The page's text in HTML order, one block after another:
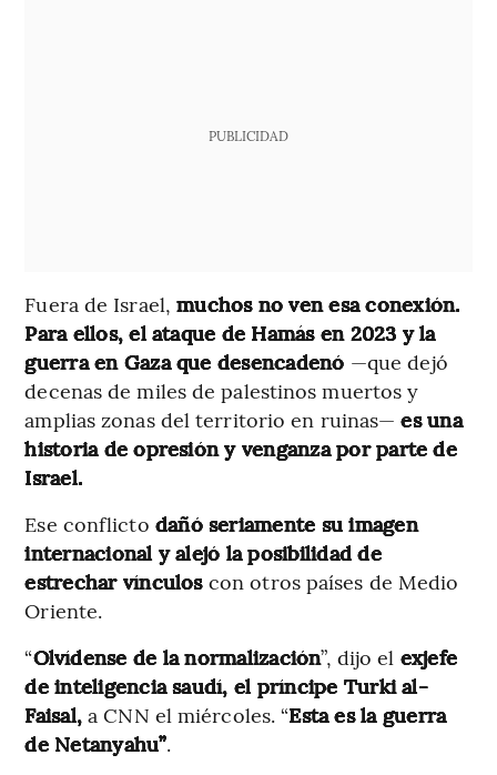
PUBLICIDAD
Fuera de Israel,muchos no ven esa conexión.
Para ellos, el ataque de Hamás en 2023 y la
guerra en Gaza que desencadenó —que dejó
decenas de miles de palestinos muertos y
amplias zonas del territorio en ruinas—es una
historia de opresión y venganza por parte de
Israel.
Ese conflicto dañó seriamente su imagen
internacional y alejó la posibilidad de
estrechar vínculos con otros países de Medio
Oriente.
“Olvídense de la normalización”, dijo el exjefe
de inteligencia saudí, el príncipe Turki al-
Faisal, a CNN el miércoles. “Esta es la guerra
de Netanyahu”.